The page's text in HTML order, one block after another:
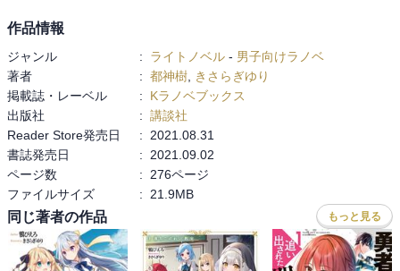
作品情報
ジャンル : ライトノベル - 男子向けラノベ
著者
: 都神樹
きさらぎゆり
掲載誌・レーベル
:
Kラノベブックス
出版社
: 講談社
Reader Store発売日
:
2021.08.31
書誌発売日
:
2021.09.02
ページ数
:
276ページ
ファイルサイズ
: 21.9MB
同じ著者の作品 もっと見る